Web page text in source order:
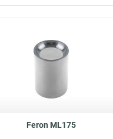
Feron ML175